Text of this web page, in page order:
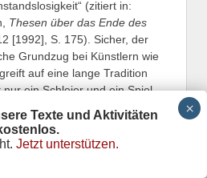
(zitiert in:
Thesen über das Ende des
[1992], S. 175). Sicher, der
Grundzug bei Künstlern wie
auf eine lange Tradition
ein Schleier und ein Spiel
ist die im Geist vollzogene
immer und unbedingt etwas der
Trotzdem ist die
Texte und Aktivitäten
Jetzt unterstützen.